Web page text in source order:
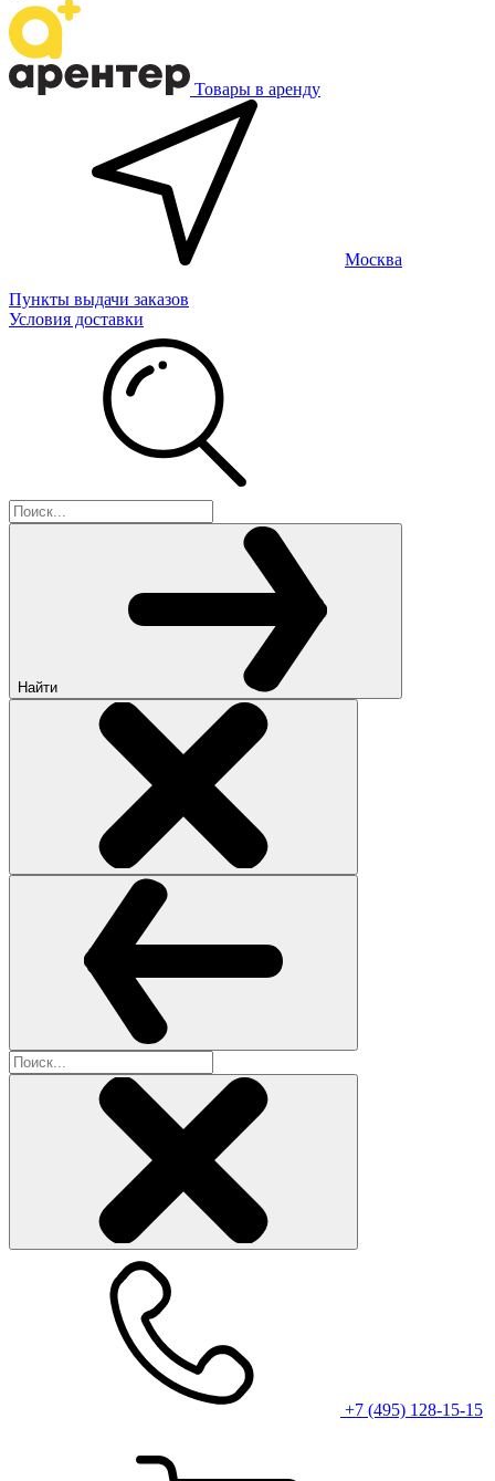
Товары в аренду
Москва
Пункты выдачи заказов
Условия доставки
Найти
+7 (495) 128-15-15